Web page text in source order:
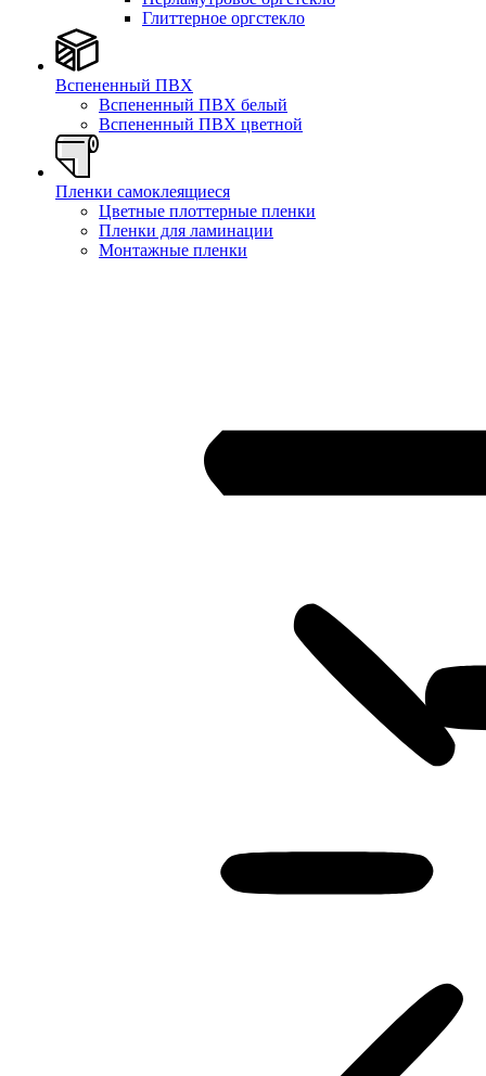
Глиттерное оргстекло
Вспененный ПВХ
Вспененный ПВХ белый
Вспененный ПВХ цветной
Пленки самоклеящиеся
Цветные плоттерные пленки
Пленки для ламинации
Монтажные пленки